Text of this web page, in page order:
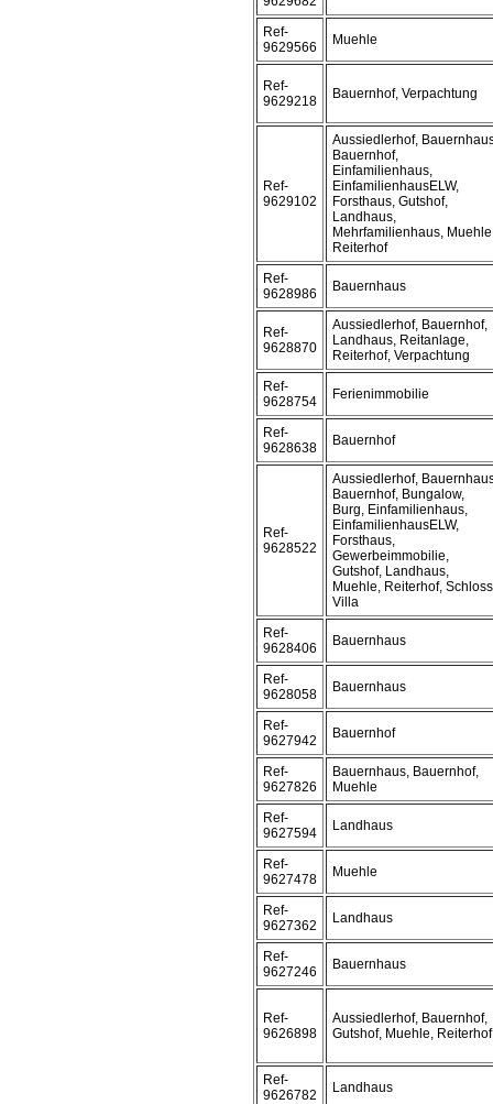
Ref-
9629566
Muehle
Ref-
9629218
Bauernhof, Verpachtung
Ref-
9629102
Aussiedlerhof,
Bauernhof,
Einfamilienhaus,
EinfamilienhausELW,
Forsthaus, Gutshof,
Landhaus,
Mehrfamilienhaus,
Reiterhof
Ref-
9628986
Bauernhaus
Ref-
9628870
Aussiedlerhof, Bauernhof,
Landhaus, Reitanlage,
Reiterhof, Verpachtung
Ref-
9628754
Ferienimmobilie
Ref-
9628638
Bauernhof
Ref-
9628522
Aussiedlerhof,
Bauernhof, Bungalow,
Burg, Einfamilienhaus,
EinfamilienhausELW,
Forsthaus,
Gewerbeimmobilie,
Gutshof, Landhaus,
Muehle, Reiterhof,
Villa
Ref-
9628406
Bauernhaus
Ref-
9628058
Bauernhaus
Ref-
9627942
Bauernhof
Ref-
9627826
Bauernhaus, Bauernhof,
Muehle
Ref-
9627594
Landhaus
Ref-
9627478
Muehle
Ref-
9627362
Landhaus
Ref-
9627246
Bauernhaus
Ref-
9626898
Aussiedlerhof, Bauernhof,
Gutshof, Muehle, Reiterhof
Ref-
9626782
Landhaus